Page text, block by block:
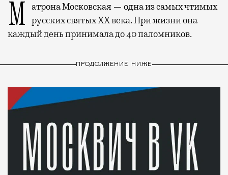
Матрона Московская — одна из самых чтимых русских святых ХХ века. При жизни она
каждый день принимала до 40 паломников.
ПРОДОЛЖЕНИЕ НИЖЕ